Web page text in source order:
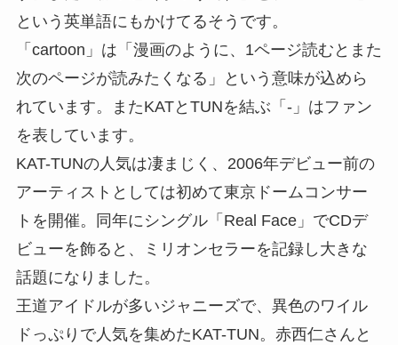
という英単語にもかけてるそうです。
「cartoon」は「漫画のように、1ページ読むとまた
次のページが読みたくなる」という意味が込めら
れています。またKATとTUNを結ぶ「-」はファン
を表しています。
KAT-TUNの人気は凄まじく、2006年デビュー前の
アーティストとしては初めて東京ドームコンサー
トを開催。同年にシングル「Real Face」でCDデ
ビューを飾ると、ミリオンセラーを記録し大きな
話題になりました。
王道アイドルが多いジャニーズで、異色のワイル
ドっぷりで人気を集めたKAT-TUN。赤西仁さんと